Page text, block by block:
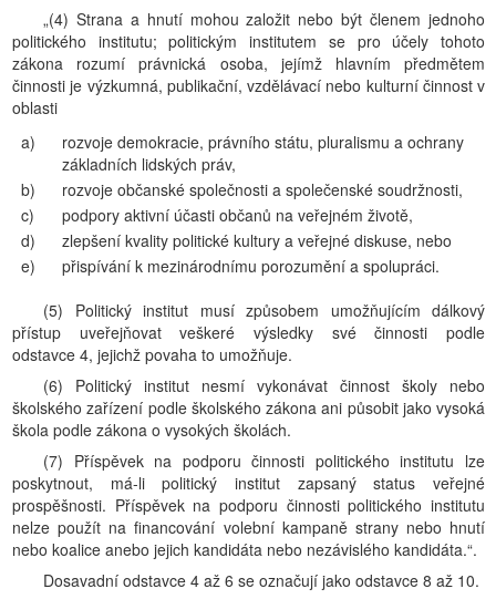
„(4) Strana a hnutí mohou založit nebo být členem jednoho
politického institutu; politickým institutem se pro účely tohoto
zákona rozumí právnická osoba, jejímž hlavním předmětem
činnosti je výzkumná, publikační, vzdělávací nebo kulturní činnost v
oblasti
a)
rozvoje demokracie, právního státu, pluralismu a ochrany
základních lidských práv,
b)
rozvoje občanské společnosti a společenské soudržnosti,
c)
podpory aktivní účasti občanů na veřejném životě,
d)
zlepšení kvality politické kultury a veřejné diskuse, nebo
e)
přispívání k mezinárodnímu porozumění a spolupráci.
(5) Politický institut musí způsobem umožňujícím dálkový
přístup uveřejňovat veškeré výsledky své činnosti podle
odstavce 4, jejichž povaha to umožňuje.
(6) Politický institut nesmí vykonávat činnost školy nebo
školského zařízení podle školského zákona ani působit jako vysoká
škola podle zákona o vysokých školách.
(7) Příspěvek na podporu činnosti politického institutu lze
poskytnout, má-li politický institut zapsaný status veřejné
prospěšnosti. Příspěvek na podporu činnosti politického institutu
nelze použít na financování volební kampaně strany nebo hnutí
nebo koalice anebo jejich kandidáta nebo nezávislého kandidáta.“.
Dosavadní odstavce 4 až 6 se označují jako odstavce 8 až 10.